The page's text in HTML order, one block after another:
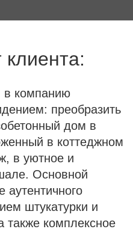
в компанию
преобразить
дом в
в коттеджном
в уютное и
Основной
аутентичного
штукатурки и
также комплексное